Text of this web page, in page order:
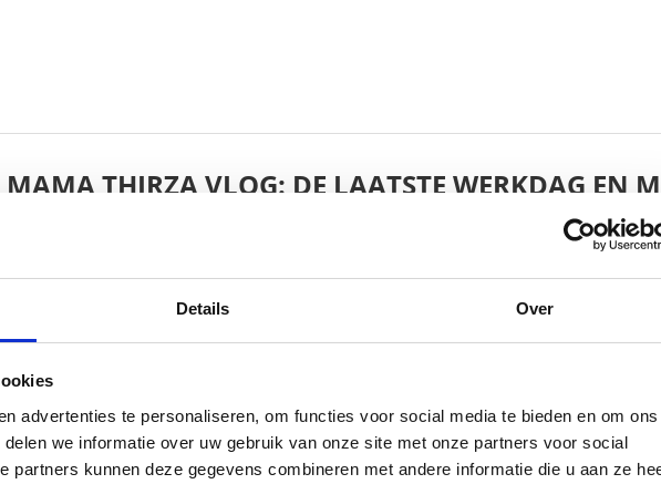
Details Over
advertenties te personaliseren, om functies voor social media te bieden en om ons
we informatie over uw gebruik van onze site met onze partners voor social
partners kunnen deze gegevens combineren met andere informatie die u aan ze
MAMA THIRZA VLOG: DE LAATSTE WERKDAG EN